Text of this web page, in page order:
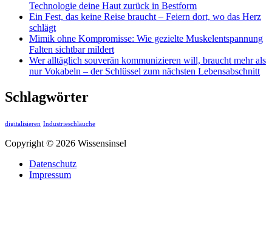
Technologie deine Haut zurück in Bestform
Ein Fest, das keine Reise braucht – Feiern dort, wo das Herz
schlägt
Mimik ohne Kompromisse: Wie gezielte Muskelentspannung
Falten sichtbar mildert
Wer alltäglich souverän kommunizieren will, braucht mehr als
nur Vokabeln – der Schlüssel zum nächsten Lebensabschnitt
Schlagwörter
digitalisieren Industrieschläuche
Copyright © 2026 Wissensinsel
Datenschutz
Impressum